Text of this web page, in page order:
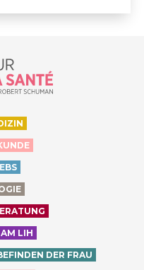
de ma santé, by
LIH
DER FRAU